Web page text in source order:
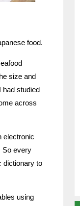
food.
size and
studied
across
electronic
So every
dictionary to
using